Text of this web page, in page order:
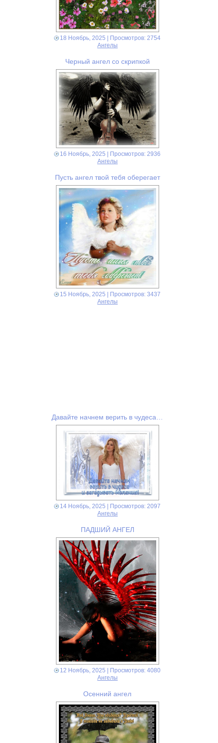
18 Ноябрь, 2025 | Просмотров: 2754
Ангелы
Черный ангел со скрипкой
16 Ноябрь, 2025 | Просмотров: 2936
Ангелы
Пусть ангел твой тебя оберегает
15 Ноябрь, 2025 | Просмотров: 3437
Ангелы
Давайте начнем верить в чудеса…
14 Ноябрь, 2025 | Просмотров: 2097
Ангелы
ПАДШИЙ АНГЕЛ
12 Ноябрь, 2025 | Просмотров: 4080
Ангелы
Осенний ангел